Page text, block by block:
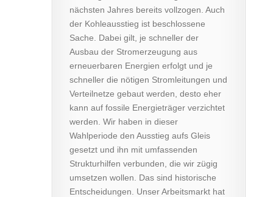
nächsten Jahres bereits vollzogen. Auch
der Kohleausstieg ist beschlossene
Sache. Dabei gilt, je schneller der
Ausbau der Stromerzeugung aus
erneuerbaren Energien erfolgt und je
schneller die nötigen Stromleitungen und
Verteilnetze gebaut werden, desto eher
kann auf fossile Energieträger verzichtet
werden. Wir haben in dieser
Wahlperiode den Ausstieg aufs Gleis
gesetzt und ihn mit umfassenden
Strukturhilfen verbunden, die wir zügig
umsetzen wollen. Das sind historische
Entscheidungen. Unser Arbeitsmarkt hat